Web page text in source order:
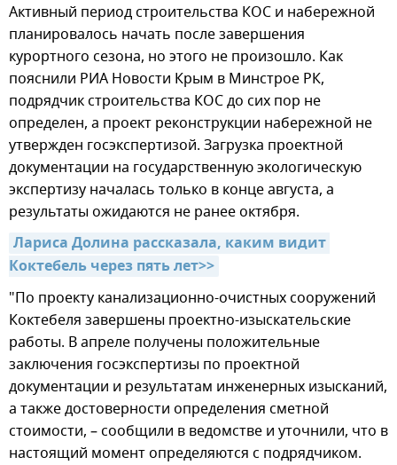
Активный период строительства КОС и набережной
планировалось начать после завершения
курортного сезона, но этого не произошло. Как
пояснили РИА Новости Крым в Минстрое РК,
подрядчик строительства КОС до сих пор не
определен, а проект реконструкции набережной не
утвержден госэкспертизой. Загрузка проектной
документации на государственную экологическую
экспертизу началась только в конце августа, а
результаты ожидаются не ранее октября.
Лариса Долина рассказала, каким видит
Коктебель через пять лет>>
"По проекту канализационно-очистных сооружений
Коктебеля завершены проектно-изыскательские
работы. В апреле получены положительные
заключения госэкспертизы по проектной
документации и результатам инженерных изысканий,
а также достоверности определения сметной
стоимости, – сообщили в ведомстве и уточнили, что в
настоящий момент определяются с подрядчиком.